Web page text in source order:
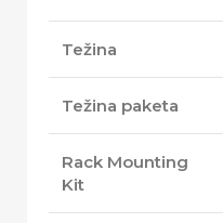
Težina
Težina paketa
Rack Mounting
Kit